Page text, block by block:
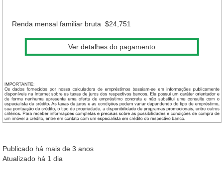
Renda mensal familiar bruta $24,751
Ver detalhes do pagamento
Publicado há mais de 3 anos
Atualizado há 1 dia